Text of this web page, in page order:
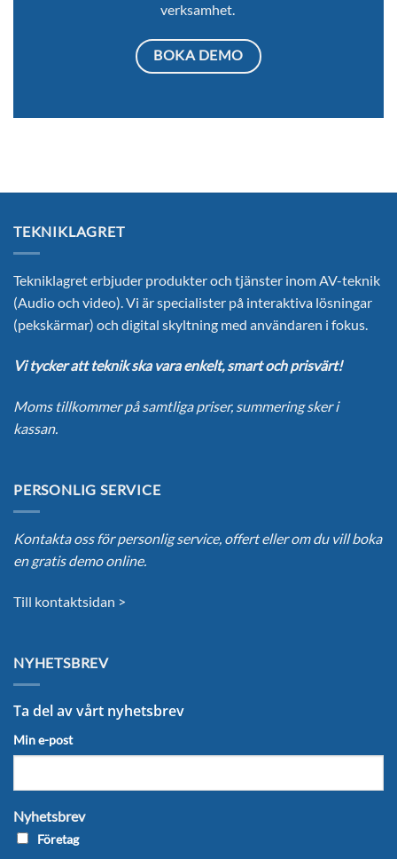
verksamhet.
BOKA DEMO
TEKNIKLAGRET
Tekniklagret erbjuder produkter och tjänster inom AV-teknik
(Audio och video). Vi är specialister på interaktiva lösningar
(pekskärmar) och digital skyltning med användaren i fokus.
Vi tycker att teknik ska vara enkelt, smart och prisvärt!
Moms tillkommer på samtliga priser, summering sker i
kassan.
PERSONLIG SERVICE
Kontakta oss för personlig service, offert eller om du vill boka
en gratis demo online.
Till kontaktsidan >
NYHETSBREV
Ta del av vårt nyhetsbrev
Min e-post
Nyhetsbrev
Företag